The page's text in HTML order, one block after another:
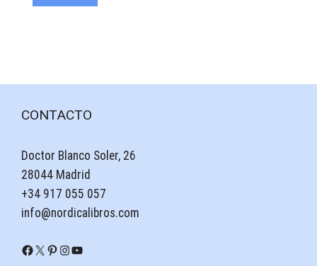
CONTACTO
Doctor Blanco Soler, 26
28044 Madrid
+34 917 055 057
info@nordicalibros.com
Facebook
X Pinterest
Instagram
YouTube